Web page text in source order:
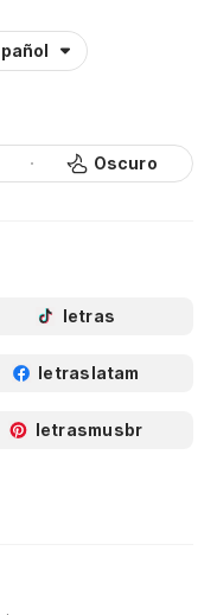
Oscuro
letras
letraslatam
letrasmusbr